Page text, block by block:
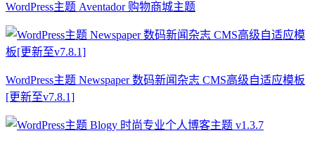
WordPress主题 Aventador 购物商城主题
WordPress主题 Newspaper 数码新闻杂志 CMS高级自适应模板
[更新至v7.8.1]